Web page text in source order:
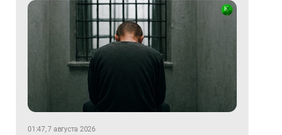
01:47, 7 августа 2026